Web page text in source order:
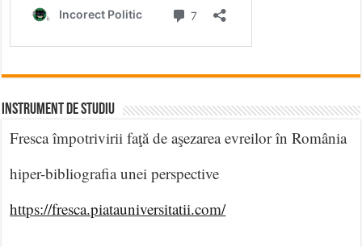
INSTRUMENT DE STUDIU
Fresca împotrivirii faţă de aşezarea evreilor în România
hiper-bibliografia unei perspective
https://fresca.piatauniversitatii.com/